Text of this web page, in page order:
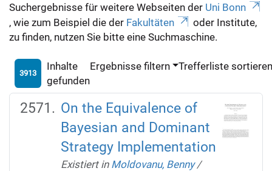
Suchergebnisse für weitere Webseiten der Uni Bonn
, wie zum Beispiel die der Fakultäten
oder Institute,
zu finden, nutzen Sie bitte eine Suchmaschine.
3913
Inhalte
gefunden
Ergebnisse filtern Trefferliste
On the Equivalence of
Bayesian and Dominant
Strategy Implementation
Existiert in Moldovanu, Benny /